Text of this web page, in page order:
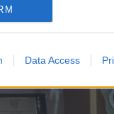
Data Access
σε